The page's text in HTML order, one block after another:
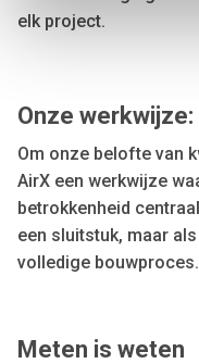
We use cookies to
may combine it with
provided to them or
of their services.
elk project.
Onze
Om onze belofte van
AirX een werkwijze
betrokkenheid
een sluitstuk, maar
volledige bouwproces.
Meten is weten